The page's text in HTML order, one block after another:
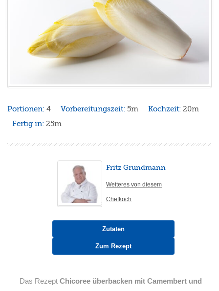
Portionen:4 Vorbereitungszeit:5m Kochzeit:20m
Fertig in:25m
Fritz Grundmann
Weiteres von diesem
Chefkoch
Zutaten
Zum Rezept
Das RezeptChicoree überbacken mit Camembert und